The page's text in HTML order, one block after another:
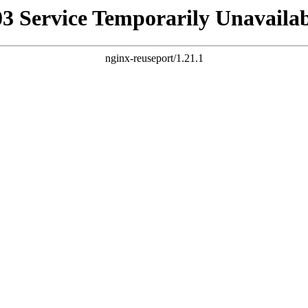
Service Temporarily
nginx-reuseport/1.21.1